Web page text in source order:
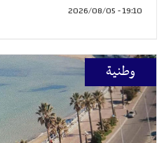
19:10 - 2026/08/05
وطنية